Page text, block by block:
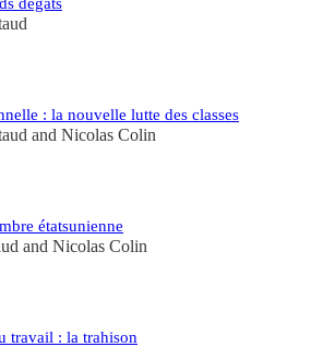
: la nouvelle lutte des classes
and Nicolas Colin
étatsunienne
and Nicolas Colin
travail : la trahison